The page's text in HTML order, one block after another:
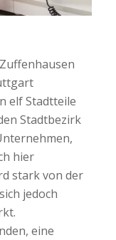
elf Stadtteile
Stadtbezirk
hier
stark von der
jedoch
eine